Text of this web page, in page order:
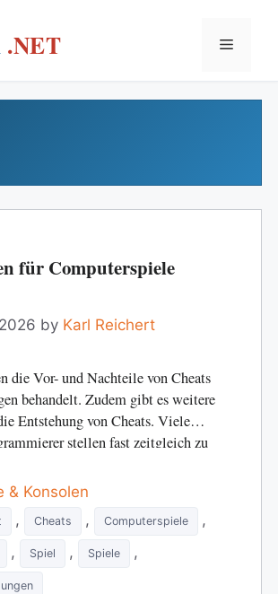
Menu
für Computerspiele
by Karl Reichert
die Vor- und Nachteile von Cheats
behandelt. Zudem gibt es weitere
Entstehung von Cheats. Viele
stellen fast zeitgleich zu
& Konsolen
, Cheats , Computerspiele ,
, Spiel , Spiele ,